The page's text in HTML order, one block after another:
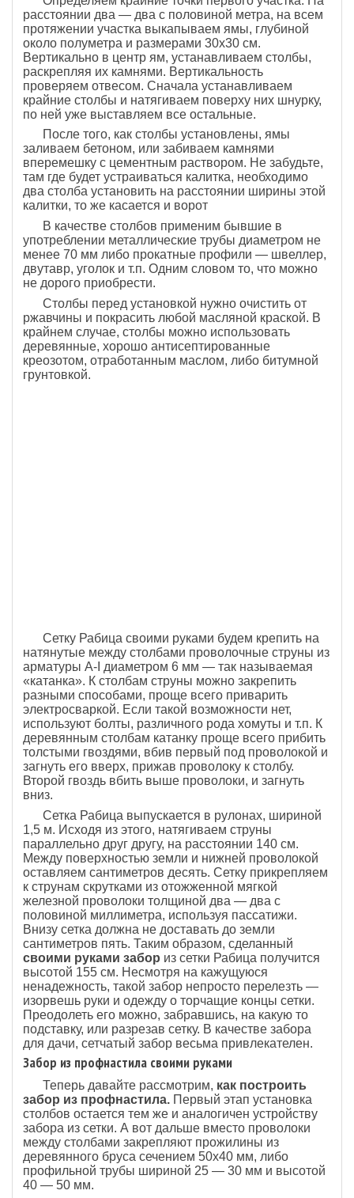
расстоянии два — два с половиной метра, на всем
протяжении участка выкапываем ямы, глубиной
около полуметра и размерами 30х30 см.
Вертикально в центр ям, устанавливаем столбы,
раскрепляя их камнями. Вертикальность
проверяем отвесом. Сначала устанавливаем
крайние столбы и натягиваем поверху них шнурку,
по ней уже выставляем все остальные.
После того, как столбы установлены, ямы
заливаем бетоном, или забиваем камнями
вперемешку с цементным раствором. Не забудьте,
там где будет устраиваться калитка, необходимо
два столба установить на расстоянии ширины этой
калитки, то же касается и ворот
В качестве столбов применим бывшие в
употреблении металлические трубы диаметром не
менее 70 мм либо прокатные профили — швеллер,
двутавр, уголок и т.п. Одним словом то, что можно
не дорого приобрести.
Столбы перед установкой нужно очистить от
ржавчины и покрасить любой масляной краской. В
крайнем случае, столбы можно использовать
деревянные, хорошо антисептированные
креозотом, отработанным маслом, либо битумной
грунтовкой.
Сетку Рабица своими руками будем крепить на
натянутые между столбами проволочные струны из
арматуры А-I диаметром 6 мм — так называемая
«катанка». К столбам струны можно закрепить
разными способами, проще всего приварить
электросваркой. Если такой возможности нет,
используют болты, различного рода хомуты и т.п. К
деревянным столбам катанку проще всего прибить
толстыми гвоздями, вбив первый под проволокой и
загнуть его вверх, прижав проволоку к столбу.
Второй гвоздь вбить выше проволоки, и загнуть
вниз.
Сетка Рабица выпускается в рулонах, шириной
1,5 м. Исходя из этого, натягиваем струны
параллельно друг другу, на расстоянии 140 см.
Между поверхностью земли и нижней проволокой
оставляем сантиметров десять. Сетку прикрепляем
к струнам скрутками из отожженной мягкой
железной проволоки толщиной два — два с
половиной миллиметра, используя пассатижи.
Внизу сетка должна не доставать до земли
сантиметров пять. Таким образом, сделанный
своими руками забор из сетки Рабица получится
высотой 155 см. Несмотря на кажущуюся
ненадежность, такой забор непросто перелезть —
изорвешь руки и одежду о торчащие концы сетки.
Преодолеть его можно, забравшись, на какую то
подставку, или разрезав сетку. В качестве забора
для дачи, сетчатый забор весьма привлекателен.
Забор из профнастила своими руками
Теперь давайте рассмотрим, как построить
забор из профнастила.Первый этап установка
столбов остается тем же и аналогичен устройству
забора из сетки. А вот дальше вместо проволоки
между столбами закрепляют прожилины из
деревянного бруса сечением 50х40 мм, либо
профильной трубы шириной 25 — 30 мм и высотой
40 — 50 мм.